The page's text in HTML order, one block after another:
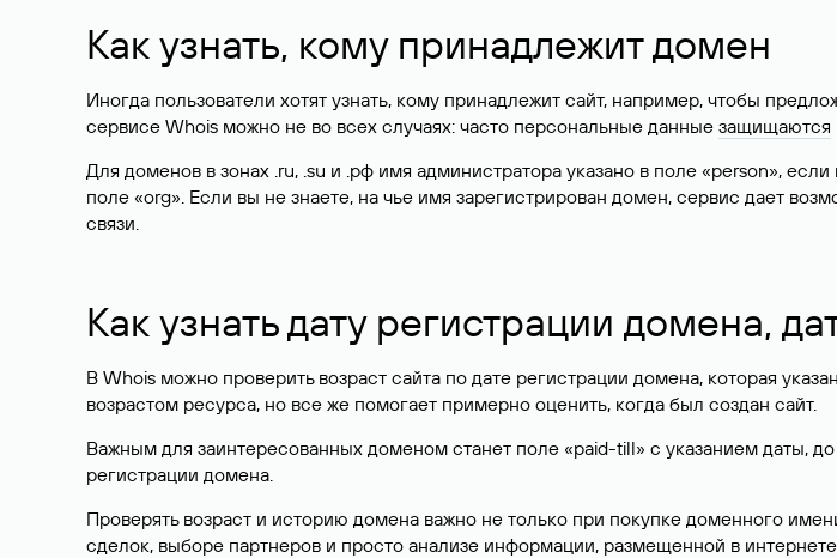
Как узнать, кому принадлежит домен
Иногда пользователи хотят узнать, кому принадлежит сайт, например, чтобы
сервисе Whois можно не во всех случаях: часто персональные данные защищаются
Для доменов в зонах .ru, .su и .рф имя администратора указано в поле «person»,
поле «org». Если вы не знаете, на чье имя зарегистрирован домен, сервис дает
связи.
Как узнать дату регистрации домена,
В Whois можно проверить возраст сайта по дате регистрации домена, которая
возрастом ресурса, но все же помогает примерно оценить, когда был создан сайт.
Важным для заинтересованных доменом станет поле «paid-till» с указанием даты,
регистрации домена.
Проверять возраст и историю домена важно не только при покупке доменного
сделок, выборе партнеров и просто анализе информации, размещенной в